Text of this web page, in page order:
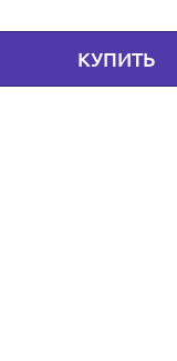
КУПИТЬ